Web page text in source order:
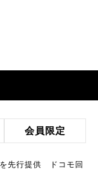
会員限定
先行提供 ドコモ回